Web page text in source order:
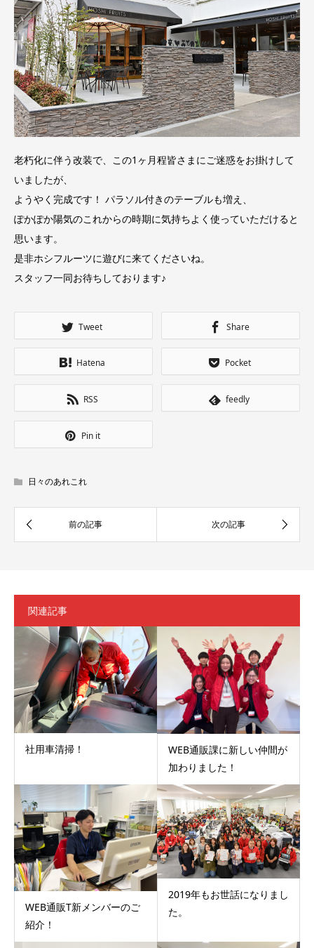
老朽化に伴う改装で、この1ヶ月程皆さまにご迷惑をお掛けして
いましたが、
ようやく完成です！ パラソル付きのテーブルも増え、
ぽかぽか陽気のこれからの時期に気持ちよく使っていただけると
思います。
是非ホシフルーツに遊びに来てくださいね。
スタッフ一同お待ちしております♪
Tweet Share
Hatena Pocket
RSS feedly
Pin it
日々のあれこれ
関連記事
社用車清掃！
WEB通販課に新しい仲間が
加わりました！
WEB通販T新メンバーのご
紹介！
2019年もお世話になりまし
た。